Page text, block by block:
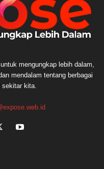
mengungkap lebih dalam,
mendalam tentang berbagai
sekitar kita.